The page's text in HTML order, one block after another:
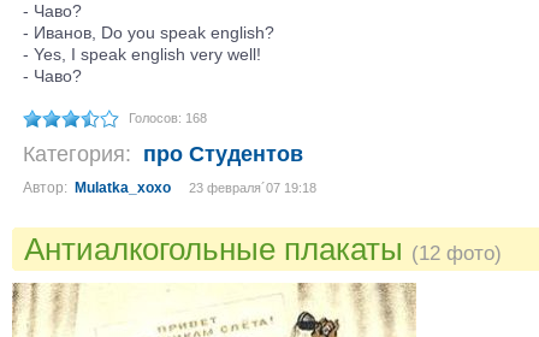
- Чаво?
- Иванов, Do you speak english?
- Yes, I speak english very well!
- Чаво?
Голосов: 168
Категория: про Студентов
Автор: Mulatka_xoxo 23 февраля´07 19:18
Антиалкогольные плакаты (12 фото)